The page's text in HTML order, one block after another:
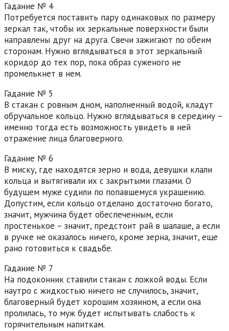
Гадание № 4
Потребуется поставить пару одинаковых по размеру
зеркал так, чтобы их зеркальные поверхности были
направлены друг на друга. Свечи зажигают по обеим
сторонам. Нужно вглядываться в этот зеркальный
коридор до тех пор, пока образ суженого не
промелькнет в нем.
Гадание № 5
В стакан с ровным дном, наполненный водой, кладут
обручальное кольцо. Нужно вглядываться в середину –
именно тогда есть возможность увидеть в ней
отражение лица благоверного.
Гадание № 6
В миску, где находятся зерно и вода, девушки клали
кольца и вытягивали их с закрытыми глазами. О
будущем муже судили по попавшемуся украшению.
Допустим, если кольцо отделано достаточно богато,
значит, мужчина будет обеспеченным, если
простенькое – значит, предстоит рай в шалаше, а если
в ручке не оказалось ничего, кроме зерна, значит, еще
рано готовиться к свадьбе.
Гадание № 7
На подоконник ставили стакан с ложкой воды. Если
наутро с жидкостью ничего не случилось, значит,
благоверный будет хорошим хозяином, а если она
пролилась, то муж будет испытывать слабость к
горячительным напиткам.